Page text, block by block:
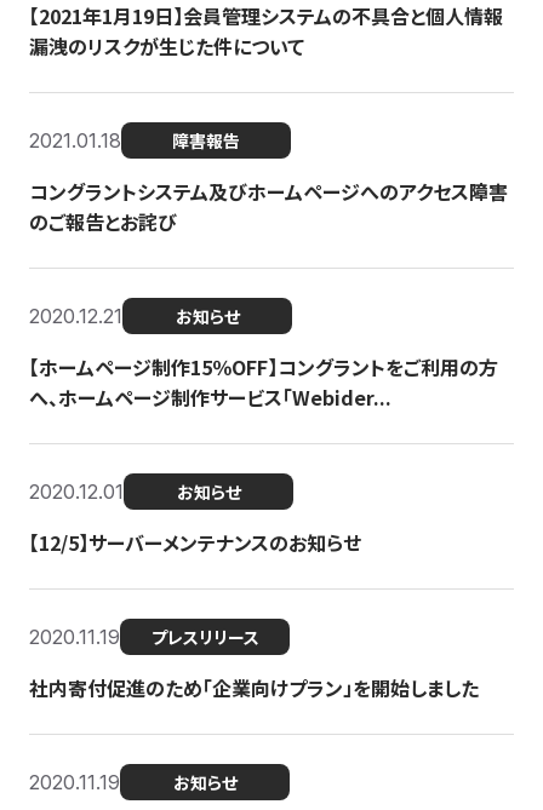
【2021年1月19日】会員管理システムの不具合と個人情報
漏洩のリスクが生じた件について
2021.01.18 障害報告
コングラントシステム及びホームページへのアクセス障害
のご報告とお詫び
2020.12.21 お知らせ
【ホームページ制作15％OFF】コングラントをご利用の方
へ、ホームページ制作サービス「Webider...
2020.12.01 お知らせ
【12/5】サーバーメンテナンスのお知らせ
2020.11.19 プレスリリース
社内寄付促進のため「企業向けプラン」を開始しました
2020.11.19 お知らせ